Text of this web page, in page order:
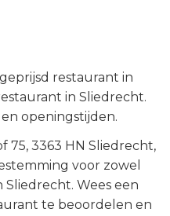
restaurant in
in Sliedrecht.
openingstijden.
75, 3363 HN Sliedrecht,
voor zowel
Sliedrecht. Wees een
te beoordelen en